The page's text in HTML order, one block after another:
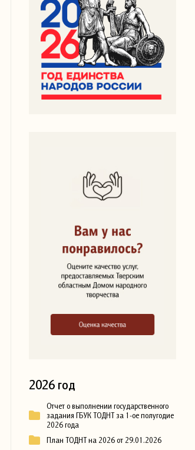
2026 год
Отчет о выполнении государственного
задания ГБУК ТОДНТ за 1-ое полугодие
2026 года
План ТОДНТ на 2026 от 29.01.2026